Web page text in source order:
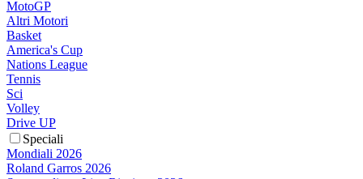
MotoGP
Altri Motori
Basket
America's Cup
Nations League
Tennis
Sci
Volley
Drive UP
Speciali
Mondiali 2026
Roland Garros 2026